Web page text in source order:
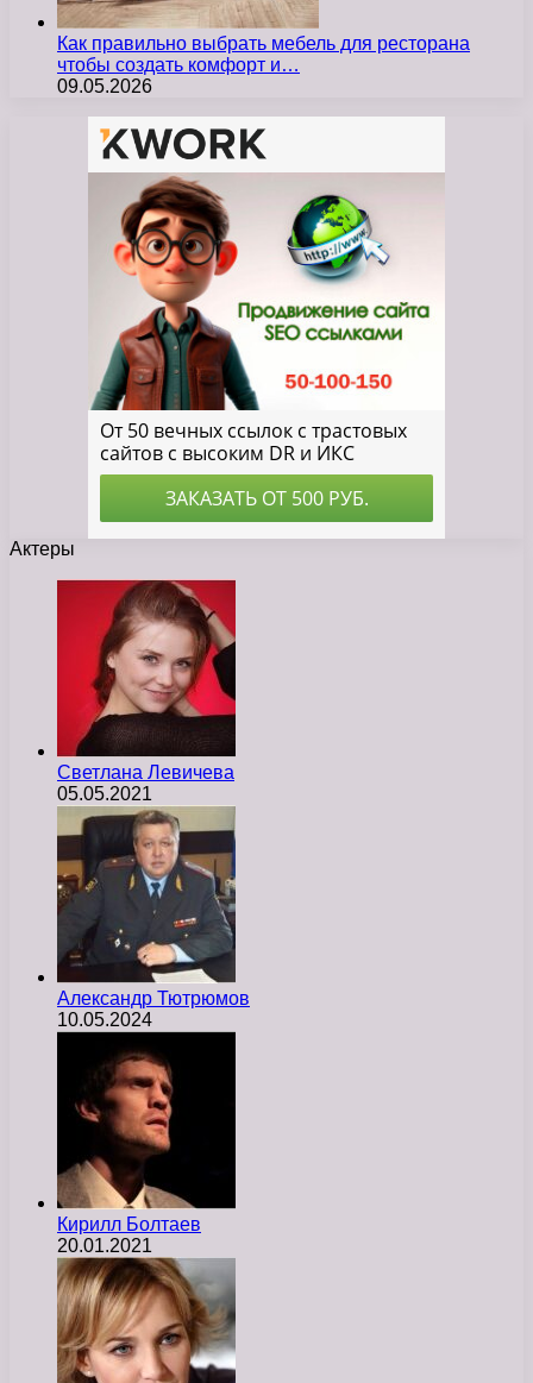
Как правильно выбрать мебель для ресторана
чтобы создать комфорт и…
09.05.2026
Актеры
Светлана Левичева
05.05.2021
Александр Тютрюмов
10.05.2024
Кирилл Болтаев
20.01.2021